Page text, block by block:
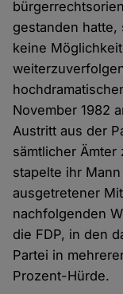
gestanden hatte,
keine
November 1982
Austritt aus der
sämtlicher
stapelte ihr
ausgetretener
nachfolgenden
die FDP, in den
Partei in
Prozent-Hürde.